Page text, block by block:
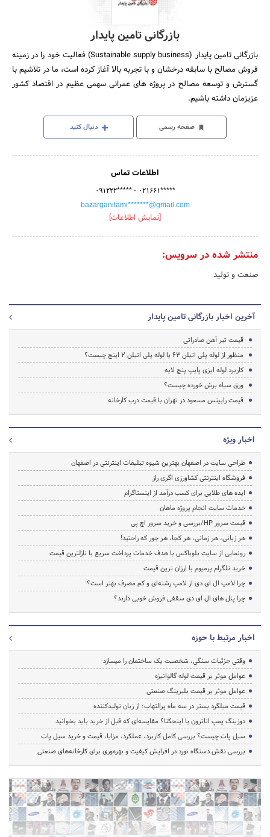
بازرگانی تامین پایدار
بازرگانی تامین پایدار (Sustainable supply business) فعالیت خود را در زمینه
فروش مصالح با سابقه درخشان و با تجربه بالا آغاز کرده است، ما در تلاشیم با
گسترش و توسعه مصالح در پروژه های عمرانی سهمی عظیم در اقتصاد کشور
عزیزمان داشته باشیم.
صفحه رسمی دنبال کنید
اطلاعات تماس
۰۹۱۲۲۲***** - ۰۲۱۶۶۱*****
bazarganitami*******@gmail.com
[نمایش اطلاعات]
منتشر شده در سرویس:
صنعت و تولید
آخرین اخبار بازرگانی تامین پایدار
قیمت تیر آهن صادراتی
منظور از لوله پلی اتیلن ۶۳ یا لوله پلی اتیلن ۲ اینچ چیست؟
کاربرد لوله ایزی پایپ پنج لایه
ورق سیاه برش خورده چیست؟
قیمت رابیتس مسعود در تهران با قیمت درب کارخانه
اخبار ویژه
طراحی سایت در اصفهان بهترین شیوه تبلیغات اینترنتی در اصفهان
فروشگاه اینترنتی کشاورزی اگری راز
ایده های طلایی برای کسب درآمد از اینستاگرام
خدمات سایت انجام پروژه ماهان
قیمت سرور HP/بررسی و خرید سرور اچ پی
هر زبانی، هر زمانی، هر کجا، هر جور که راحتید!
رونمایی از سایت بلوباکس با هدف خدمات پرداخت سریع با نازلترین قیمت
خرید تلگرام پرمیوم با ارزان ترین قیمت
چرا لامپ ال ای دی از لامپ رشته‌ای و کم مصرف بهتر است؟
چرا پنل های ال ای دی سقفی فروش خوبی دارند؟
اخبار مرتبط با حوزه
وقتی جزئیات سنگی، شخصیت یک ساختمان را میسازد
عوامل موثر بر قیمت لوله گالوانیزه
عوامل موثر بر قیمت بلبرینگ صنعتی
قیمت میلگرد بستر در سه ماه پرالتهاب؛ از زبان تولیدکننده
دوزینگ پمپ اتاترون یا اینجکتا؟ مقایسه‌ای که قبل از خرید باید بخوانید
سیل پات چیست؟ بررسی کامل کاربرد، عملکرد، مزایا، قیمت و خرید سیل پات
بررسی نقش دستگاه نورد در افزایش کیفیت و بهره‌وری برای کارخانه‌های صنعتی